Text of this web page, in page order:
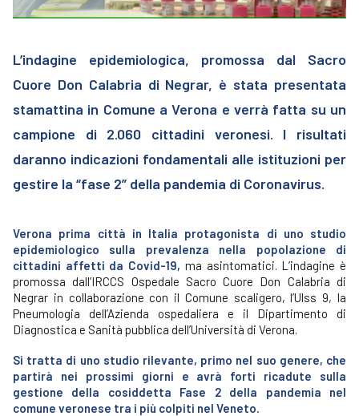
L’indagine epidemiologica, promossa dal Sacro
Cuore Don Calabria di Negrar, è stata presentata
stamattina in Comune a Verona e verrà fatta su un
campione di 2.060 cittadini veronesi. I risultati
daranno indicazioni fondamentali alle istituzioni per
gestire la “fase 2” della pandemia di Coronavirus.
Verona prima città in Italia protagonista di uno studio
epidemiologico sulla prevalenza nella popolazione di
cittadini affetti da Covid-19, ma asintomatici. L’indagine è
promossa dall’IRCCS Ospedale Sacro Cuore Don Calabria di
Negrar in collaborazione con il Comune scaligero, l’Ulss 9, la
Pneumologia dell’Azienda ospedaliera e il Dipartimento di
Diagnostica e Sanità pubblica dell’Università di Verona.
Si tratta di uno studio rilevante, primo nel suo genere, che
partirà nei prossimi giorni e avrà forti ricadute sulla
gestione della cosiddetta Fase 2 della pandemia nel
comune veronese tra i più colpiti nel Veneto.